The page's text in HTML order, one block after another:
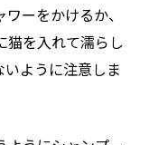
ーをかけるか、
猫を入れて濡らし
ように注意しま